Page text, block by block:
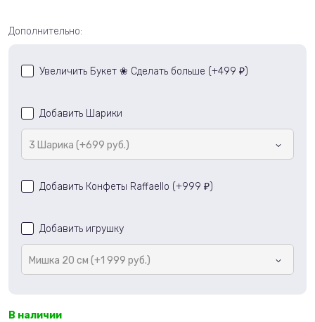
Дополнительно:
Увеличить Букет ❀ Сделать больше (+499 ₽ )
Добавить Шарики
3 Шарика (+699 руб.)
Добавить Конфеты Raffaello (+999 ₽ )
Добавить игрушку
Мишка 20 см (+1 999 руб.)
В наличии